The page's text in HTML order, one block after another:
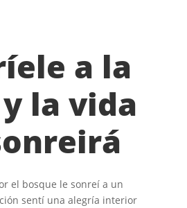
a la
la vida
el bosque le sonreí a un
sentí una alegría interior